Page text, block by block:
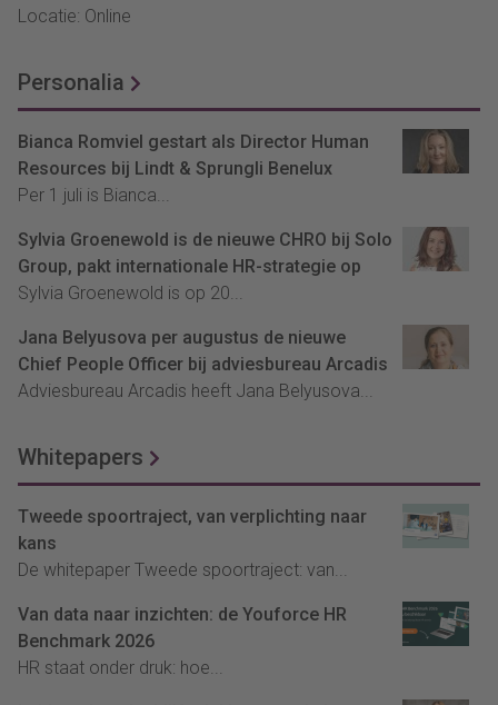
Locatie: Online
Personalia
Bianca Romviel gestart als Director Human
Resources bij Lindt & Sprungli Benelux
Per 1 juli is Bianca...
Sylvia Groenewold is de nieuwe CHRO bij Solo
Group, pakt internationale HR-strategie op
Sylvia Groenewold is op 20...
Jana Belyusova per augustus de nieuwe
Chief People Officer bij adviesbureau Arcadis
Adviesbureau Arcadis heeft Jana Belyusova...
Whitepapers
Tweede spoortraject, van verplichting naar
kans
De whitepaper Tweede spoortraject: van...
Van data naar inzichten: de Youforce HR
Benchmark 2026
HR staat onder druk: hoe...